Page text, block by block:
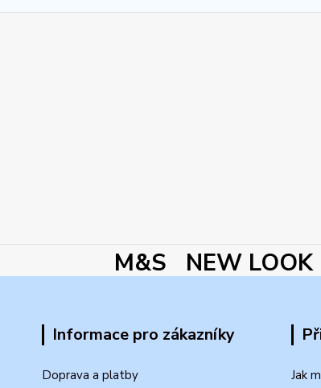
M&S NEW
Informace pro zákazníky
Doprava a platby
Jak